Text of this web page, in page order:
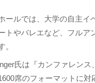
ールでは、大学の自主イ
トやバレエなど、フルア
。
氏は『カンファレン
席のフォーマットに